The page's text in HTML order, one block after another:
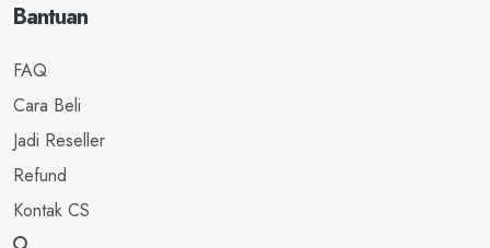
Bantuan
FAQ
Cara Beli
Jadi Reseller
Refund
Kontak CS